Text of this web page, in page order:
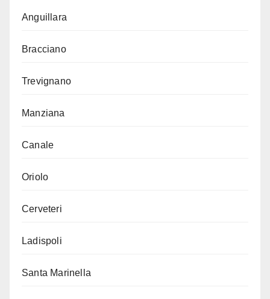
Anguillara
Bracciano
Trevignano
Manziana
Canale
Oriolo
Cerveteri
Ladispoli
Santa Marinella